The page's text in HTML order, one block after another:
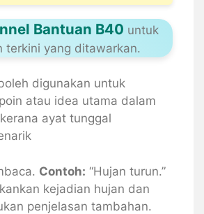
Bantuan B40 untuk
terkini yang ditawarkan.
digunakan untuk
atau idea utama dalam
ayat tunggal
Contoh: “Hujan turun.”
kejadian hujan dan
penjelasan tambahan.